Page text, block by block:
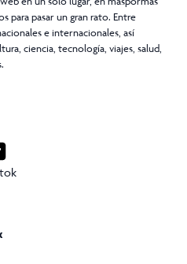
para pasar un gran rato. Entre
e internacionales, así
ciencia, tecnología, viajes, salud,